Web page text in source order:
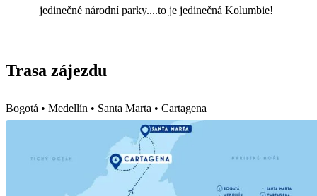
jedinečné národní parky....to je jedinečná Kolumbie!
Trasa zájezdu
Bogotá • Medellín • Santa Marta • Cartagena